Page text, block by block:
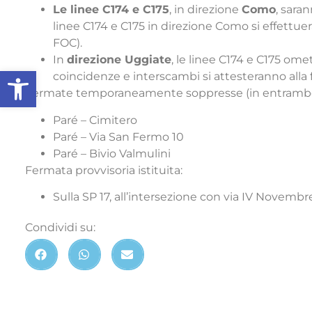
Apri la barra degli strumenti
Le linee C174 e C175, in direzione Como,
linee C174 e C175 in direzione Como si
FOC).
In direzione Uggiate, le linee C174 e C175
coincidenze e interscambi si attesteranno alla
Fermate temporaneamente soppresse (in
Paré – Cimitero
Paré – Via San Fermo 10
Paré – Bivio Valmulini
Fermata provvisoria istituita:
Sulla SP 17, all’intersezione con via IV
Condividi su: